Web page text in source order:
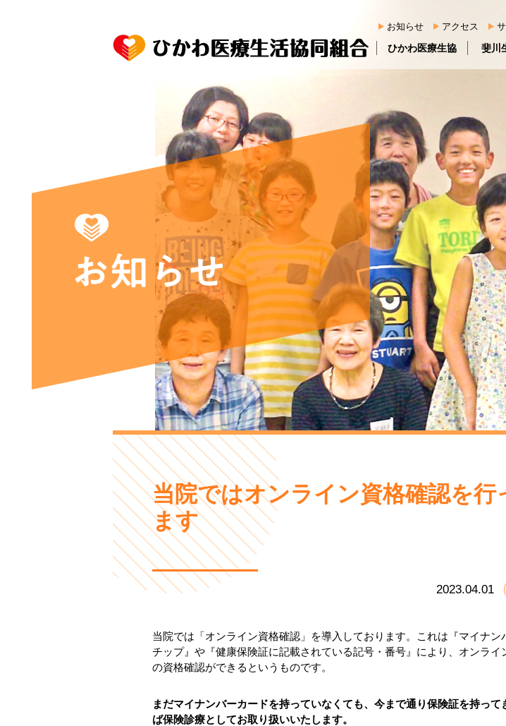
お知らせ アクセス
ひかわ医療生協 斐川
当院ではオンライン資格確認を行
ます
2023.04.01
当院では「オンライン資格確認」を導入しております。これは『マイナン
チップ』や『健康保険証に記載されている記号・番号』により、オンライ
の資格確認ができるというものです。
まだマイナンバーカードを持っていなくても、今まで通り保険証を持って
ば保険診療としてお取り扱いいたします。